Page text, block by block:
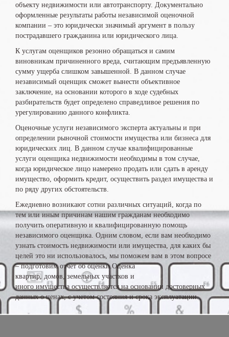
объекту недвижимости или автотранспорту. Документально
оформленные результаты работы независимой оценочной
компании – это юридически значимый аргумент в пользу
пострадавшего гражданина или юридического лица.
К услугам оценщиков резонно обращаться и самим
виновникам причиненного вреда, считающим предъявленную
сумму ущерба слишком завышенной. В данном случае
независимый оценщик сможет вынести объективное
заключение, на основании которого в ходе судебных
разбирательств будет определено справедливое решения по
урегулированию данного конфликта.
Оценочные услуги независимого эксперта актуальны и при
определении рыночной стоимости имущества или бизнеса для
юридических лиц. В данном случае квалифицированные
услуги оценщика недвижимости необходимы в том случае,
когда юридическое лицо намерено продать или сдать в аренду
имущество, оформить кредит, осуществить раздел имущества и
по ряду других обстоятельств.
Ежедневно возникают сотни различных ситуаций, когда по
тем или иным причинам нашим гражданам необходимо
получить оперативную и квалифицированную помощь
независимого оценщика. Одним словом, если вам необходимо
узнать стоимость недвижимости или имущества, для каких бы
целей это ни использовалось, мы поможем вам в этом вопросе
– подготовим отчет об оценки.Оценка
квартир, домов, земельных участков и
иного имущества осуществляется на основании достоверных
данных о ценах, с учетом состояния и срока эксплуатации.